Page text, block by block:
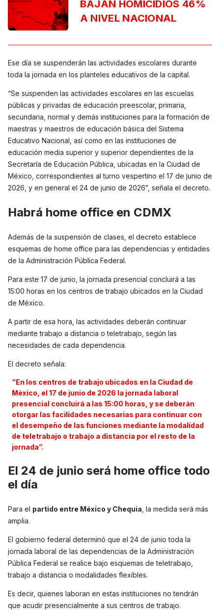
BAJAN HOMICIDIOS 46%
A NIVEL NACIONAL
Ese día se suspenderán las actividades escolares durante
toda la jornada en los planteles educativos de la capital.
“Se suspenden las actividades escolares en las escuelas
públicas y privadas de educación preescolar, primaria,
secundaria, normal y demás instituciones para la formación de
maestras y maestros de educación básica del Sistema
Educativo Nacional, así como en las instituciones de
educación media superior y superior dependientes de la
Secretaría de Educación Pública, ubicadas en la Ciudad de
México, correspondientes al turno vespertino el 17 de junio de
2026, y en general el 24 de junio de 2026”, señala el decreto.
Habrá home office en CDMX
Además de la suspensión de clases, el decreto establece
esquemas de home office para las dependencias y entidades
de la Administración Pública Federal.
Para este 17 de junio, la jornada presencial concluirá a las
15:00 horas en los centros de trabajo ubicados en la Ciudad
de México.
A partir de esa hora, las actividades deberán continuar
mediante trabajo a distancia o teletrabajo, según las
necesidades de cada dependencia.
El decreto señala:
“En los centros de trabajo ubicados en la Ciudad de
México, el 17 de junio de 2026 la jornada laboral
presencial concluirá a las 15:00 horas, y se deberán
otorgar las facilidades necesarias para continuar con
el desempeño de las funciones mediante la modalidad
de teletrabajo o trabajo a distancia por el resto de la
jornada”.
El 24 de junio será home office todo
el día
Para el partido entre México y Chequia , la medida será más
amplia.
El gobierno federal determinó que el 24 de junio toda la
jornada laboral de las dependencias de la Administración
Pública Federal se realice bajo esquemas de teletrabajo,
trabajo a distancia o modalidades flexibles.
Es decir, quienes laboran en estas instituciones no tendrán
que acudir presencialmente a sus centros de trabajo.